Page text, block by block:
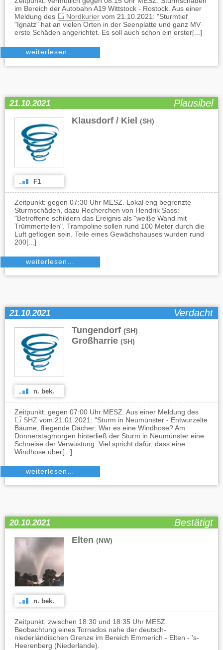
im Bereich der Autobahn A19 Wittstock - Rostock. Aus einer
Meldung des
Nordkuriervom 21.10.2021: "Sturmtief
"Ignatz" hat an vielen Orten in der Seenplatte und ganz MV
erste Schäden angerichtet. Es soll auch schon ein erster[...]
weiterlesen…
21.10.2021 Plausibel
Klausdorf / Kiel (SH)
F1
Zeitpunkt: gegen 07:30 Uhr MESZ. Lokal eng begrenzte
Sturmschäden, dazu Recherchen von Hendrik Sass:
"Betroffene schildern das Ereignis als "weiße Wand mit
Trümmerteilen". Trampoline sollen rund 100 Meter durch die
Luft geflogen sein. Teile eines Gewächshauses wurden rund
200[...]
weiterlesen…
21.10.2021 Verdacht
Tungendorf (SH)
Großharrie (SH)
n. bek.
Zeitpunkt: gegen 07:00 Uhr MESZ. Aus einer Meldung des
SHZ vom 21.01.2021: "Sturm in Neumünster - Entwurzelte
Bäume, fliegende Dächer: War es eine Windhose? Am
Donnerstagmorgen hinterließ der Sturm in Neumünster eine
Schneise der Verwüstung. Viel spricht dafür, dass eine
Windhose über[...]
weiterlesen…
20.10.2021 Bestätigt
Elten (NW)
n. bek.
Zeitpunkt: zwischen 18:30 und 18:35 Uhr MESZ.
Beobachtung eines Tornados nahe der deutsch-
niederländischen Grenze im Bereich Emmerich - Elten - 's-
Heerenberg (Niederlande).